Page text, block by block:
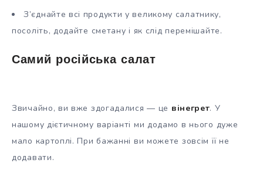
З’єднайте всі продукти у великому салатнику,
посоліть, додайте сметану і як слід перемішайте.
Самий російська салат
Звичайно, ви вже здогадалися — це вінегрет. У
нашому дієтичному варіанті ми додамо в нього дуже
мало картоплі. При бажанні ви можете зовсім її не
додавати.